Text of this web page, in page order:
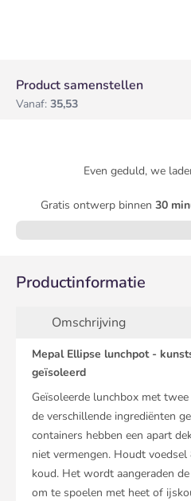
Product samenstellen
Vanaf: 35,53
Even geduld, we
Gratis ontwerp binnen 30
Productinformatie
Omschrijving
Mepal Ellipse lunchpot -
geïsoleerd
Geïsoleerde lunchbox met
de verschillende ingrediënten
containers hebben een apart
niet vermengen. Houdt
koud. Het wordt aangeraden
om te spoelen met heet of